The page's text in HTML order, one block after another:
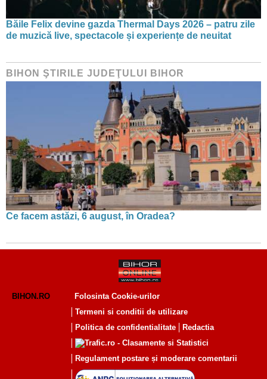
Băile Felix devine gazda Thermal Days 2026 – patru zile
de muzică live, spectacole și experiențe de neuitat
BIHON ŞTIRILE JUDEŢULUI BIHOR
Ce facem astăzi, 6 august, în Oradea?
BIHON.RO
Folosinta Cookie-urilor
Termeni si conditii de utilizare
Politica de confidentialitate
Redactia
Regulament postare și moderare comentarii